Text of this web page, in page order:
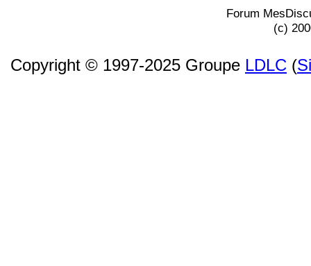
Forum
(c)
Copyright © 1997-2025 Groupe LDLC (